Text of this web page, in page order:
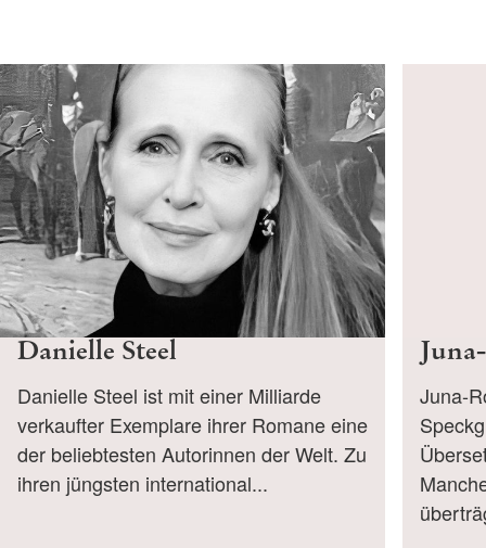
Danielle Steel
Danielle Steel ist mit einer Milliarde
verkaufter Exemplare ihrer Romane eine
der beliebtesten Autorinnen der Welt. Zu
ihren jüngsten international...
Juna-